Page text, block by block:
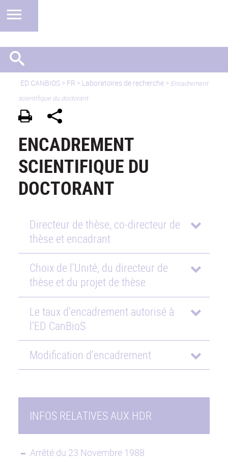
ED CANBIOS > FR > Laboratoires de recherche > Encadrement
scientifique du doctorant
ENCADREMENT
SCIENTIFIQUE DU
DOCTORANT
Directeur de thèse, co-directeur de
thèse et encadrant
Choix de l’Unité, du directeur de
thèse et du projet de thèse
Le taux d’encadrement autorisé à
l’ED CanBioS
Modification d'encadrement
INFOS RELATIVES AUX HDR
Arrêté du 23 Novembre 1988